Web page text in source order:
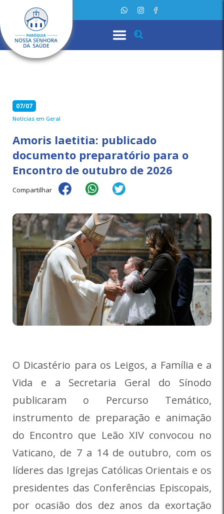
07/07
Notícias em Geral
Amoris laetitia: publicado
documento preparatório para o
Encontro de outubro de 2026
Compartilhar
O Dicastério para os Leigos, a Família e a
Vida e a Secretaria Geral do Sínodo
publicaram o Percurso Temático,
instrumento de preparação e animação
do Encontro que Leão XIV convocou no
Vaticano, de 7 a 14 de outubro, com os
líderes das Igrejas Católicas Orientais e os
presidentes das Conferências Episcopais,
por ocasião dos dez anos da exortação